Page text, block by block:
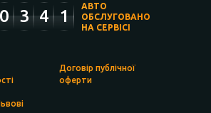
0 3 4 1
АВТО
ОБСЛУГОВАНО
НА СЕРВІСІ
Договір публічної
оферти